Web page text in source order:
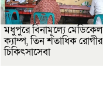
মধুপুরে বিনামূল্যে মেডিকেল
ক্যাম্প, তিন শতাধিক রোগীর
চিকিৎসাসেবা